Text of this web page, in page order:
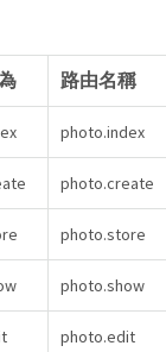
路由名稱
photo.index
photo.create
photo.store
photo.show
photo.edit